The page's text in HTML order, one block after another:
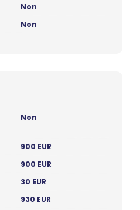
Non
Non
Non
900 EUR
900 EUR
30 EUR
930 EUR